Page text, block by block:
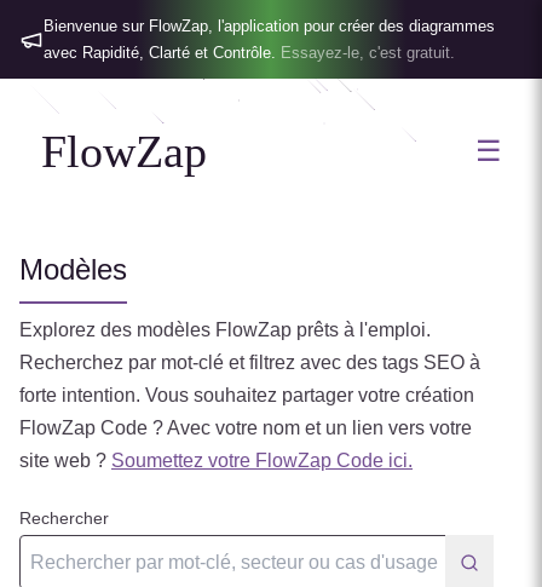
Bienvenue sur FlowZap, l'application pour créer des diagrammes
avec Rapidité, Clarté et Contrôle. Essayez-le, c'est gratuit.
FlowZap ☰
Modèles
Explorez des modèles FlowZap prêts à l'emploi.
Recherchez par mot-clé et filtrez avec des tags SEO à
forte intention. Vous souhaitez partager votre création
FlowZap Code ? Avec votre nom et un lien vers votre
site web ? Soumettez votre FlowZap Code ici.
Rechercher